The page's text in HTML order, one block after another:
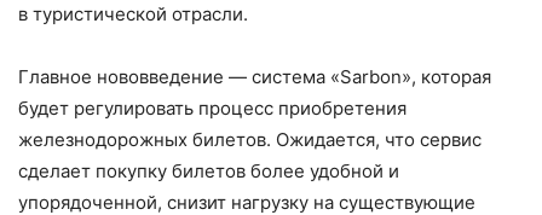
в туристической отрасли.
Главное нововведение — система «Sarbon», которая
будет регулировать процесс приобретения
железнодорожных билетов. Ожидается, что сервис
сделает покупку билетов более удобной и
упорядоченной, снизит нагрузку на существующие